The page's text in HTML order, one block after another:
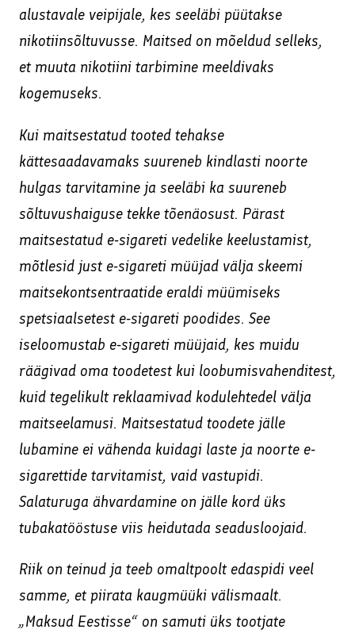
alustavale veipijale, kes seeläbi püütakse
nikotiinsõltuvusse. Maitsed on mõeldud selleks,
et muuta nikotiini tarbimine meeldivaks
kogemuseks.
Kui maitsestatud tooted tehakse
kättesaadavamaks suureneb kindlasti noorte
hulgas tarvitamine ja seeläbi ka suureneb
sõltuvushaiguse tekke tõenäosust. Pärast
maitsestatud e-sigareti vedelike keelustamist,
mõtlesid just e-sigareti müüjad välja skeemi
maitsekontsentraatide eraldi müümiseks
spetsiaalsetest e-sigareti poodides. See
iseloomustab e-sigareti müüjaid, kes muidu
räägivad oma toodetest kui loobumisvahenditest,
kuid tegelikult reklaamivad kodulehtedel välja
maitseelamusi. Maitsestatud toodete jälle
lubamine ei vähenda kuidagi laste ja noorte e-
sigarettide tarvitamist, vaid vastupidi.
Salaturuga ähvardamine on jälle kord üks
tubakatööstuse viis heidutada seadusloojaid.
Riik on teinud ja teeb omaltpoolt edaspidi veel
samme, et piirata kaugmüüki välismaalt.
„Maksud Eestisse“ on samuti üks tootjate